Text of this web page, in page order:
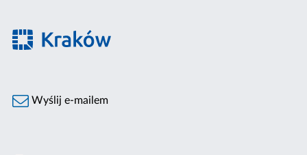
Wyślij e-mailem